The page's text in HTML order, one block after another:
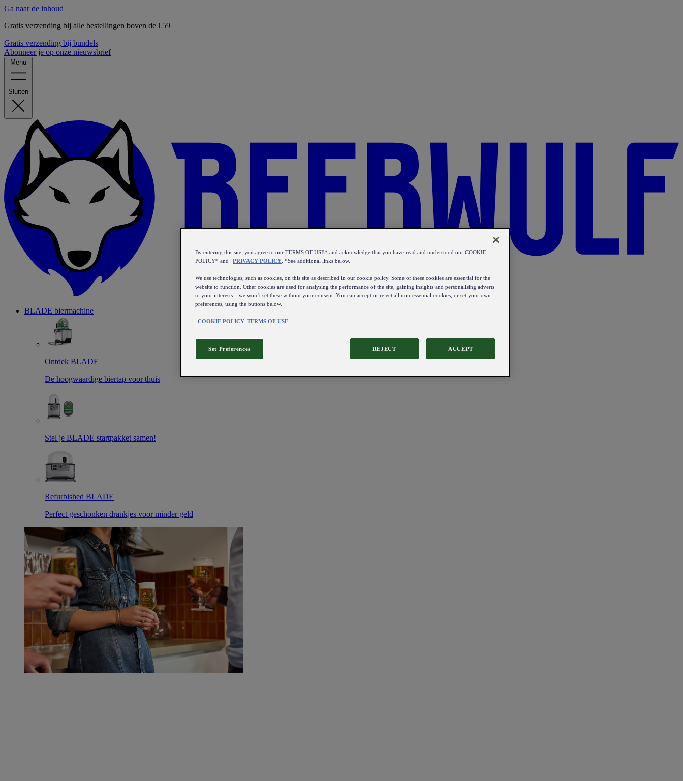
Ga naar de inhoud
Gratis verzending bij alle bestellingen boven de €59
Gratis verzending bij bundels
Abonneer je op onze nieuwsbrief
Menu
Sluiten
BLADE biermachine
Ontdek BLADE
De hoogwaardige biertap voor thuis
Stel je BLADE startpakket samen!
Refurbished BLADE
Perfect geschonken drankjes voor minder geld
By entering this site, you agree to our TERMS OF USE* and acknowledge that you have read and understood our COOKIE
POLICY* and
PRIVACY POLICY . *See additional links below.
We use technologies, such as cookies, on this site as described in our cookie policy. Some of these cookies are essential for the
website to function. Other cookies are used for analysing the performance of the site, gaining insights and personalising adverts
to your interests – we won’t set these without your consent. You can accept or reject all non-essential cookies, or set your own
preferences, using the buttons below.
COOKIE POLICY TERMS OF USE
REJECT ACCEPT
Set Preferences